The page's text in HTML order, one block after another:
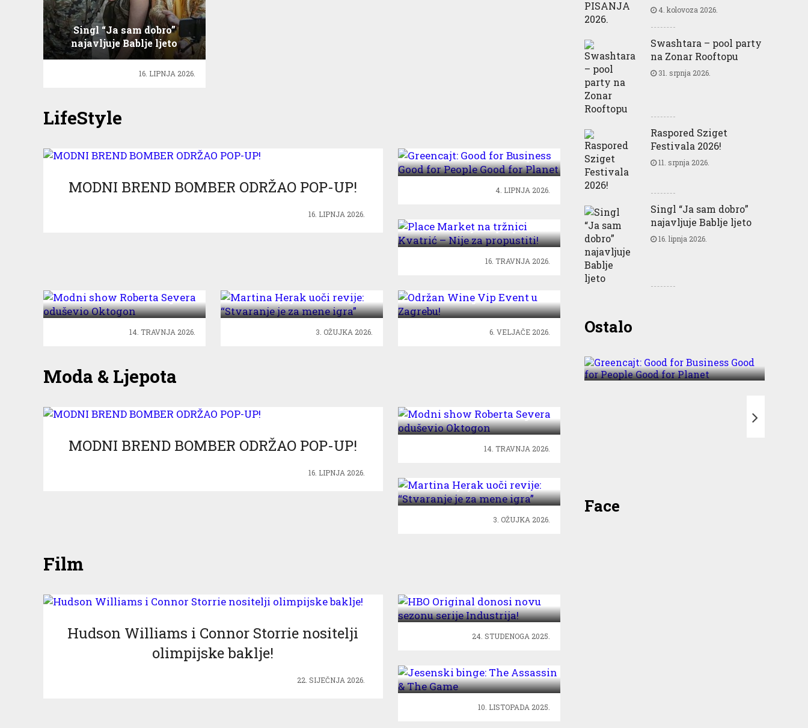
Singl “Ja sam dobro”
najavljuje Bablje ljeto
16. LIPNJA 2026.
LifeStyle
MODNI BREND BOMBER ODRŽAO POP-UP!
16. LIPNJA 2026.
Business Good for People
Good for Planet
4. LIPNJA 2026.
Kvatrić – Nije za propustiti!
16. TRAVNJA 2026.
Severa oduševio Oktogon
14. TRAVNJA 2026.
“Stvaranje je za mene igra”
3. OŽUJKA 2026.
Zagrebu!
6. VELJAČE 2026.
Moda & Ljepota
MODNI BREND BOMBER ODRŽAO POP-UP!
16. LIPNJA 2026.
Severa oduševio Oktogon
14. TRAVNJA 2026.
“Stvaranje je za mene igra”
3. OŽUJKA 2026.
Film
Hudson Williams i Connor Storrie nositelji
olimpijske baklje!
22. SIJEČNJA 2026.
sezonu serije Industrija!
24. STUDENOGA 2025.
Assassin & The Game
10. LISTOPADA 2025.
4. kolovoza 2026.
Swashtara – pool party
na Zonar Rooftopu
31. srpnja 2026.
Raspored Sziget
Festivala 2026!
11. srpnja 2026.
Singl “Ja sam dobro”
najavljuje Bablje ljeto
16. lipnja 2026.
OstaloGreencajt: Good for
Business Good for People
Face